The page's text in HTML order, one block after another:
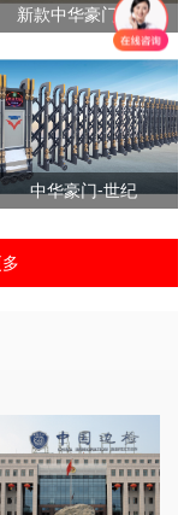
新款中华豪门IV型
中华豪门-世纪